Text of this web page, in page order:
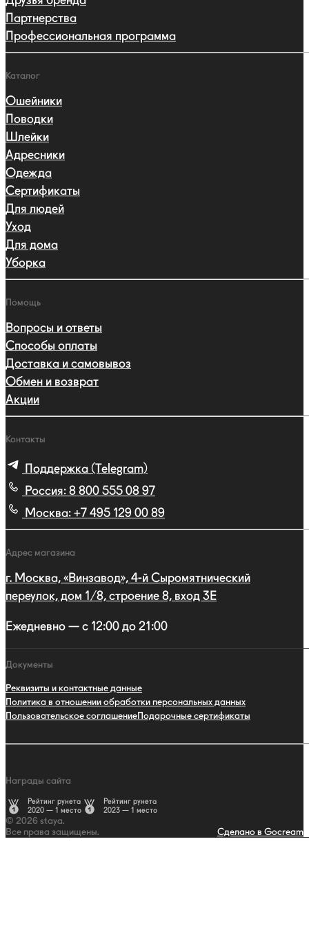
Партнерства
Профессиональная программа
Каталог
Ошейники
Поводки
Шлейки
Адресники
Одежда
Сертификаты
Для людей
Уход
Для дома
Уборка
Помощь
Вопросы и ответы
Способы оплаты
Доставка и самовывоз
Обмен и возврат
Акции
Контакты
Поддержка (Telegram)
Россия: 8 800 555 08 97
Москва: +7 495 129 00 89
Адрес магазина
г. Москва, «Винзавод», 4-й Сыромятнический
переулок, дом 1/8, строение 8, вход 3E
Ежедневно — с 12:00 до 21:00
Документы
Реквизиты и контактные данные
Политика в отношении обработки персональных данных
Пользовательское соглашениеПодарочные сертификаты
Награды сайта
Рейтинг рунета
2020 — 1 место
Рейтинг рунета
2023 — 1 место
© 2026 staya.
Все права защищены.
Сделано в Gocream